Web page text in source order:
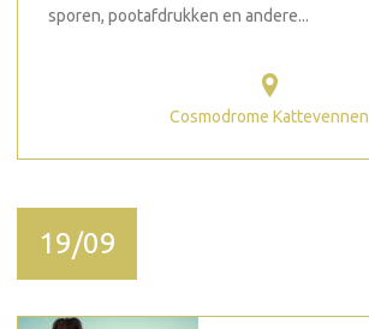
sporen, pootafdrukken en andere...
Cosmodrome Kattevennen
19/09